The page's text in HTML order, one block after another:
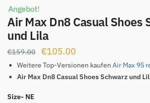
Angebot!
Air Max Dn8 Casual Shoes
und Lila
€159.00
Ursprünglicher
Preis
war:
€105.00
Preis
ist:
Weitere Top-Versionen kaufen Air Max 95
Air Max Dn8 Casual Shoes Schwarz und
Size- NE